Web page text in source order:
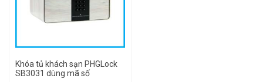
Khóa tủ khách sạn PHGLock
SB3031 dùng mã số